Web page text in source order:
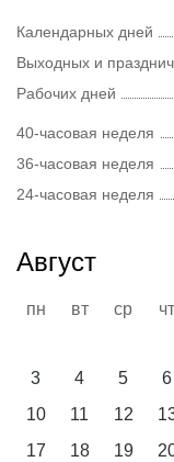
Календарных дней
Выходных и
Рабочих дней
40-часовая неделя
36-часовая неделя
24-часовая неделя
Август
пн вт ср чт
3
4 5 6
10
11 12
17
18 19